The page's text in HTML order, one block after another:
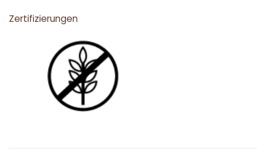
Zertifizierungen